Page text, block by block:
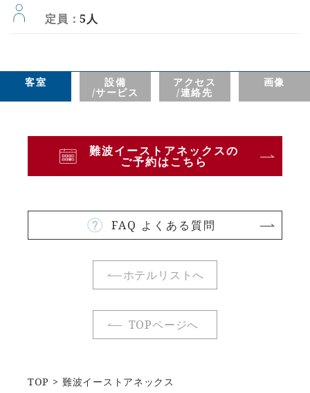
定員：5人
客室 設備
/サービス
アクセス
/連絡先
画像
難波イーストアネックスの
ご予約はこちら
FAQ よくある質問
ホテルリストへ
TOPページへ
TOP 難波イーストアネックス